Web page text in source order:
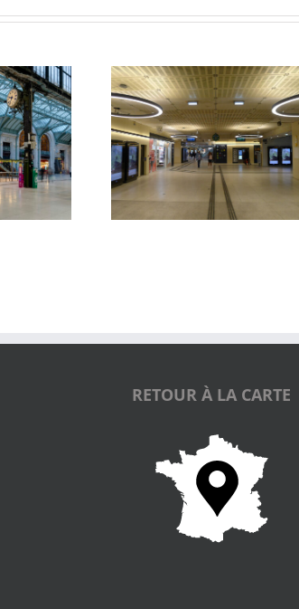
Galerie Diderot
Fondation Lafayette
Anticipations
RETOUR À LA CARTE